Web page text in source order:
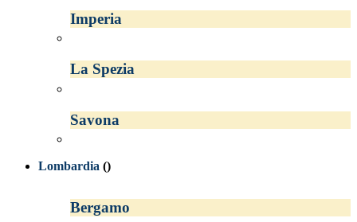
Imperia
La Spezia
Savona
Lombardia ()
Bergamo